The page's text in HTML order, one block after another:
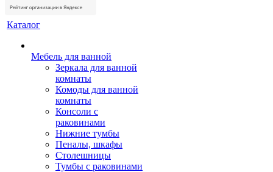
Каталог
Мебель для ванной
Зеркала для ванной
комнаты
Комоды для ванной
комнаты
Консоли с
раковинами
Нижние тумбы
Пеналы, шкафы
Столешницы
Тумбы с раковинами